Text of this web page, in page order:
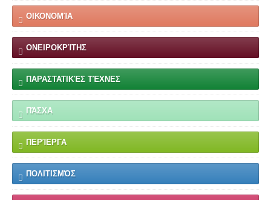
ΟΙΚΟΝΟΜΊΑ
ΟΝΕΙΡΟΚΡΊΤΗΣ
ΠΑΡΑΣΤΑΤΙΚΈΣ ΤΈΧΝΕΣ
ΠΆΣΧΑ
ΠΕΡΊΕΡΓΑ
ΠΟΛΙΤΙΣΜΌΣ